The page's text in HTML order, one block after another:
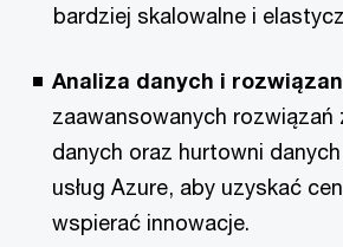
bardziej skalowalne i
Analiza danych i
zaawansowanych rozwiązań
danych oraz hurtowni
usług Azure, aby uzyskać
wspierać innowacje.